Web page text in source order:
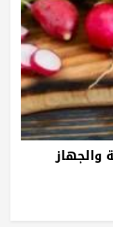
والجهاز